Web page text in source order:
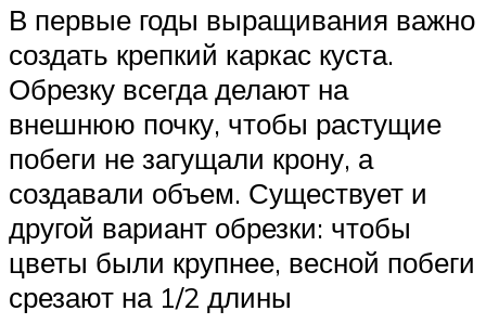
В первые годы выращивания важно
создать крепкий каркас куста.
Обрезку всегда делают на
внешнюю почку, чтобы растущие
побеги не загущали крону, а
создавали объем. Существует и
другой вариант обрезки: чтобы
цветы были крупнее, весной побеги
срезают на 1/2 длины